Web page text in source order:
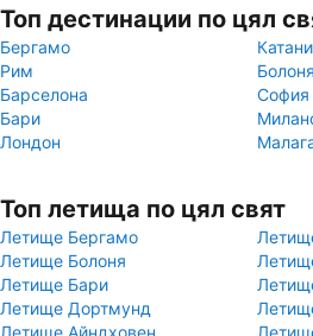
Топ дестинации по цял
Бергамо
Рим
Болоня
Барселона
София
Бари
Лондон
Топ летища по цял свят
Летище Бергамо
Летище Болоня
Летище Бари
Летище Дортмунд
Летище Айндховен